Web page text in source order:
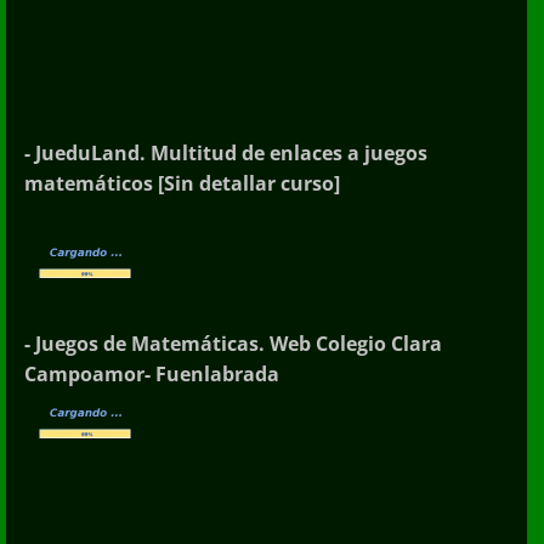
- JueduLand. Multitud de enlaces a juegos
matemáticos [Sin detallar curso]
- Juegos de Matemáticas. Web Colegio Clara
Campoamor- Fuenlabrada